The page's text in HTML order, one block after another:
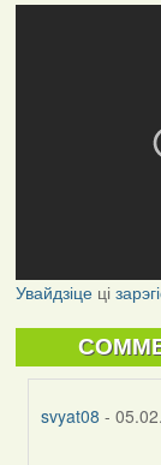
Увайдзіцеці
svyat08 -